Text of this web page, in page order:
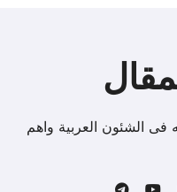
فى الشئون العربية واهم